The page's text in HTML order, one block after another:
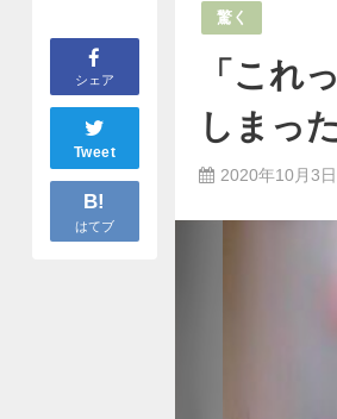
シェア
Tweet
B!
はてブ
驚く
「これ
しまっ
2020年10月3日